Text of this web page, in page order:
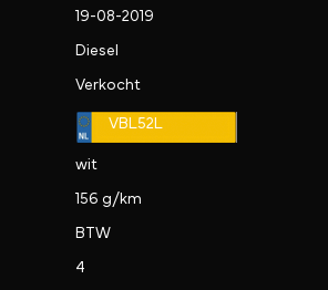
19-08-2019
Diesel
Verkocht
VBL52L
wit
156 g/km
BTW
4